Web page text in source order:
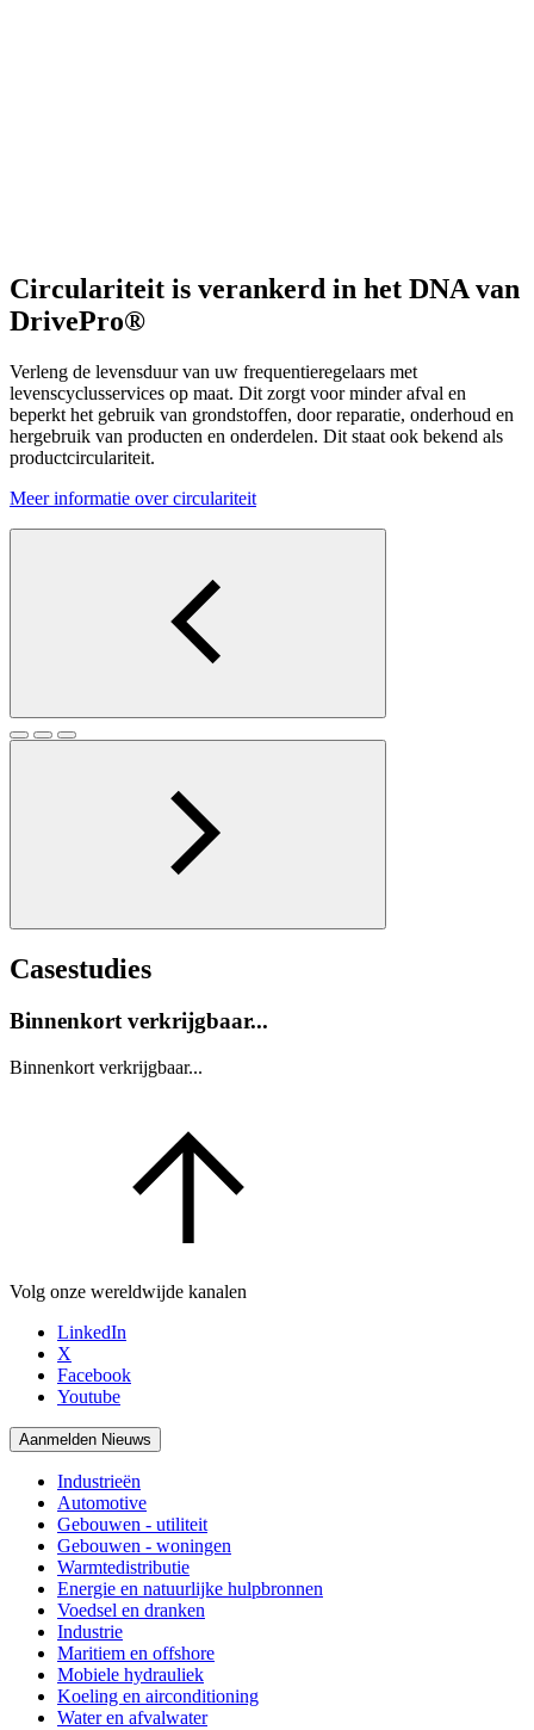
Circulariteit is verankerd in het DNA van
DrivePro®
Verleng de levensduur van uw frequentieregelaars met
levenscyclusservices op maat. Dit zorgt voor minder afval en
beperkt het gebruik van grondstoffen, door reparatie, onderhoud en
hergebruik van producten en onderdelen. Dit staat ook bekend als
productcirculariteit.
Meer informatie over circulariteit
Casestudies
Binnenkort verkrijgbaar...
Binnenkort verkrijgbaar...
Volg onze wereldwijde kanalen
LinkedIn
X
Facebook
Youtube
Aanmelden Nieuws
Industrieën
Automotive
Gebouwen - utiliteit
Gebouwen - woningen
Warmtedistributie
Energie en natuurlijke hulpbronnen
Voedsel en dranken
Industrie
Maritiem en offshore
Mobiele hydrauliek
Koeling en airconditioning
Water en afvalwater